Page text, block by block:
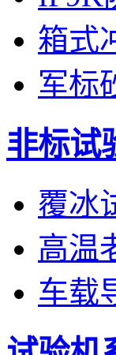
箱式
军标
非标试
覆冰
高温
车载